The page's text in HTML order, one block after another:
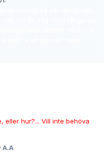
eller hur?... Vill inte behöva
A.A